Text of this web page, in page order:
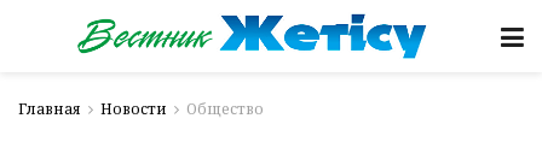
Главная Новости Общество